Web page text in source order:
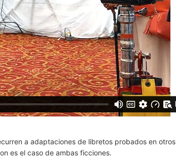
a adaptaciones de libretos probados en otros
es el caso de ambas ficciones.